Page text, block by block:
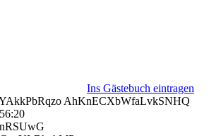
Ins Gästebuch eintragen
AhKnECXbWfaLvkSNHQ